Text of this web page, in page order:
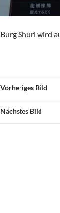
Burg Shuri wird
Vorheriges Bild
Nächstes Bild